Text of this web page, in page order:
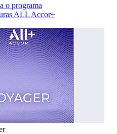
o programa
ALL Accor+